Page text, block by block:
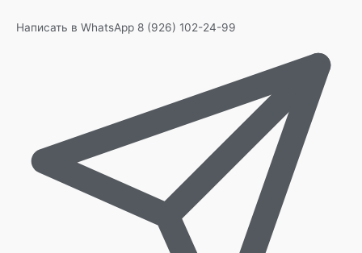
Написать в WhatsApp 8 (926) 102-24-99